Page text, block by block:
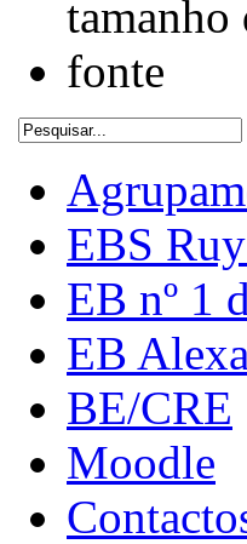
EBS
EB nº 1
EB
BE/CRE
Moodle